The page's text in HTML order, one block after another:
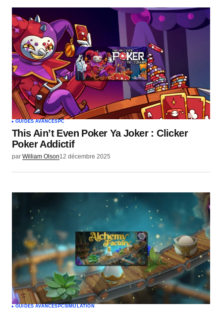
GUIDES AVANCÉS PC
This Ain’t Even Poker Ya Joker : Clicker
Poker Addictif
par William Olson12 décembre 2025
GUIDES AVANCÉS PCSIMULATION